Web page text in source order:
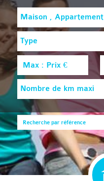
Maison , Appartement
Type
Nombre de km maxi